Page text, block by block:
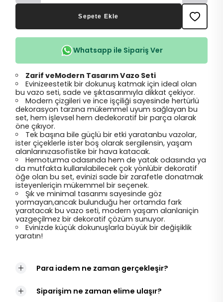
Sepete Ekle
Whatsapp ile Sipariş Ver
Zarif veModern Tasarım Vazo Seti
Evinizeestetik bir dokunuş katmak için ideal olan
bu vazo seti, sade ve şıktasarımıyla dikkat çekiyor.
Modern çizgileri ve ince işçiliği sayesinde hertürlü
dekorasyon tarzına mükemmel uyum sağlayan bu
set, hem işlevsel hem dedekoratif bir parça olarak
öne çıkıyor.
Tek başına bile güçlü bir etki yaratanbu vazolar,
ister çiçeklerle ister boş olarak sergilensin, yaşam
alanlarınızasofistike bir hava katacak.
Hemoturma odasında hem de yatak odasında ya
da mutfakta kullanılabilecek çok yönlübir dekoratif
öğe olan bu set, evinizi sade bir zarafetle donatmak
isteyenleriçin mükemmel bir seçenek.
Şık ve minimal tasarımı sayesinde göz
yormayan,ancak bulunduğu her ortamda fark
yaratacak bu vazo seti, modern yaşam alanlarıiçin
vazgeçilmez bir dekoratif çözüm sunuyor.
Evinizde küçük dokunuşlarla büyük bir değişiklik
yaratın!
Para iadem ne zaman gerçekleşir?
Siparişim ne zaman elime ulaşır?